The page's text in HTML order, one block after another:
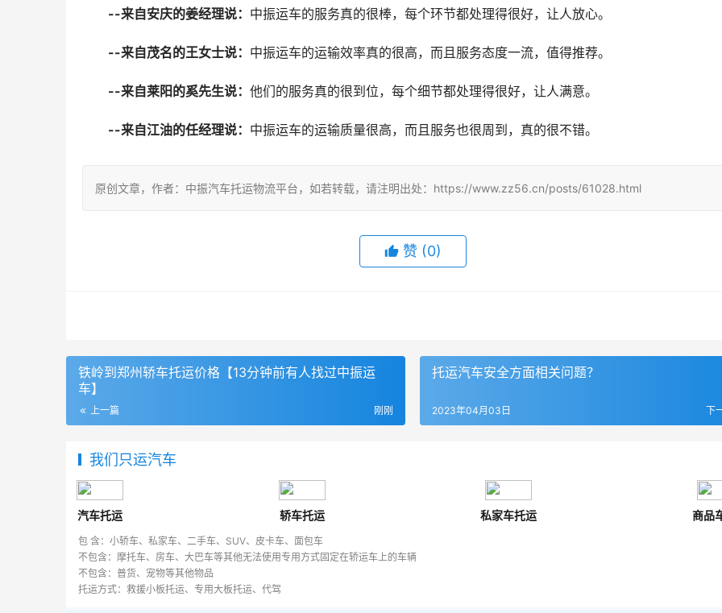
--来自安庆的姜经理说： 中振运车的服务真的很棒，每个环节都处理得很好，让人放心。
--来自茂名的王女士说： 中振运车的运输效率真的很高，而且服务态度一流，值得推荐。
--来自莱阳的奚先生说： 他们的服务真的很到位，每个细节都处理得很好，让人满意。
--来自江油的任经理说： 中振运车的运输质量很高，而且服务也很周到，真的很不错。
原创文章，作者：中振汽车托运物流平台，如若转载，请注明出处：https://www.zz56.cn/posts/61028.html
赞 (0)
铁岭到郑州轿车托运价格【13分钟前有人找过中振运
车】
上一篇 刚刚
托运汽车安全方面相关问题？
下
2023年04月03日
我们只运汽车
汽车托运 轿车托运 私家车托运 商品
包 含：小轿车、私家车、二手车、SUV、皮卡车、面包车
不包含：摩托车、房车、大巴车等其他无法使用专用方式固定在轿运车上的车辆
不包含：普货、宠物等其他物品
托运方式：救援小板托运、专用大板托运、代驾